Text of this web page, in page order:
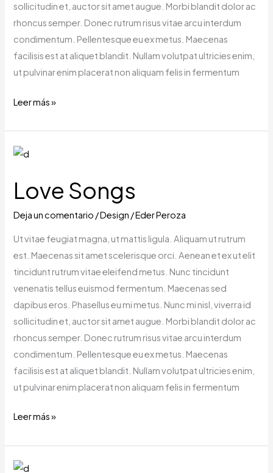
sollicitudin et, auctor sit amet augue. Morbi blandit dolor ac
rhoncus semper. Donec rutrum risus vitae arcu interdum
condimentum. Pellentesque eu ex metus. Maecenas
facilisis est at aliquet blandit. Nullam volutpat ultricies enim,
ut pulvinar enim placerat non aliquam felis in fermentum
Leer más »
Love Songs
Deja un comentario /Design /Eder Peroza
Ut vitae feugiat magna, ut mattis ligula. Aliquam ut rutrum
est. Maecenas sit amet scelerisque orci. Aenean et ex ut elit
tincidunt rutrum vitae eleifend metus. Nunc tincidunt
venenatis tellus euismod fermentum. Maecenas sed
dapibus eros. Phasellus eu mi metus. Nunc mi nisl, viverra id
sollicitudin et, auctor sit amet augue. Morbi blandit dolor ac
rhoncus semper. Donec rutrum risus vitae arcu interdum
condimentum. Pellentesque eu ex metus. Maecenas
facilisis est at aliquet blandit. Nullam volutpat ultricies enim,
ut pulvinar enim placerat non aliquam felis in fermentum
Love
Leer más »
Venue